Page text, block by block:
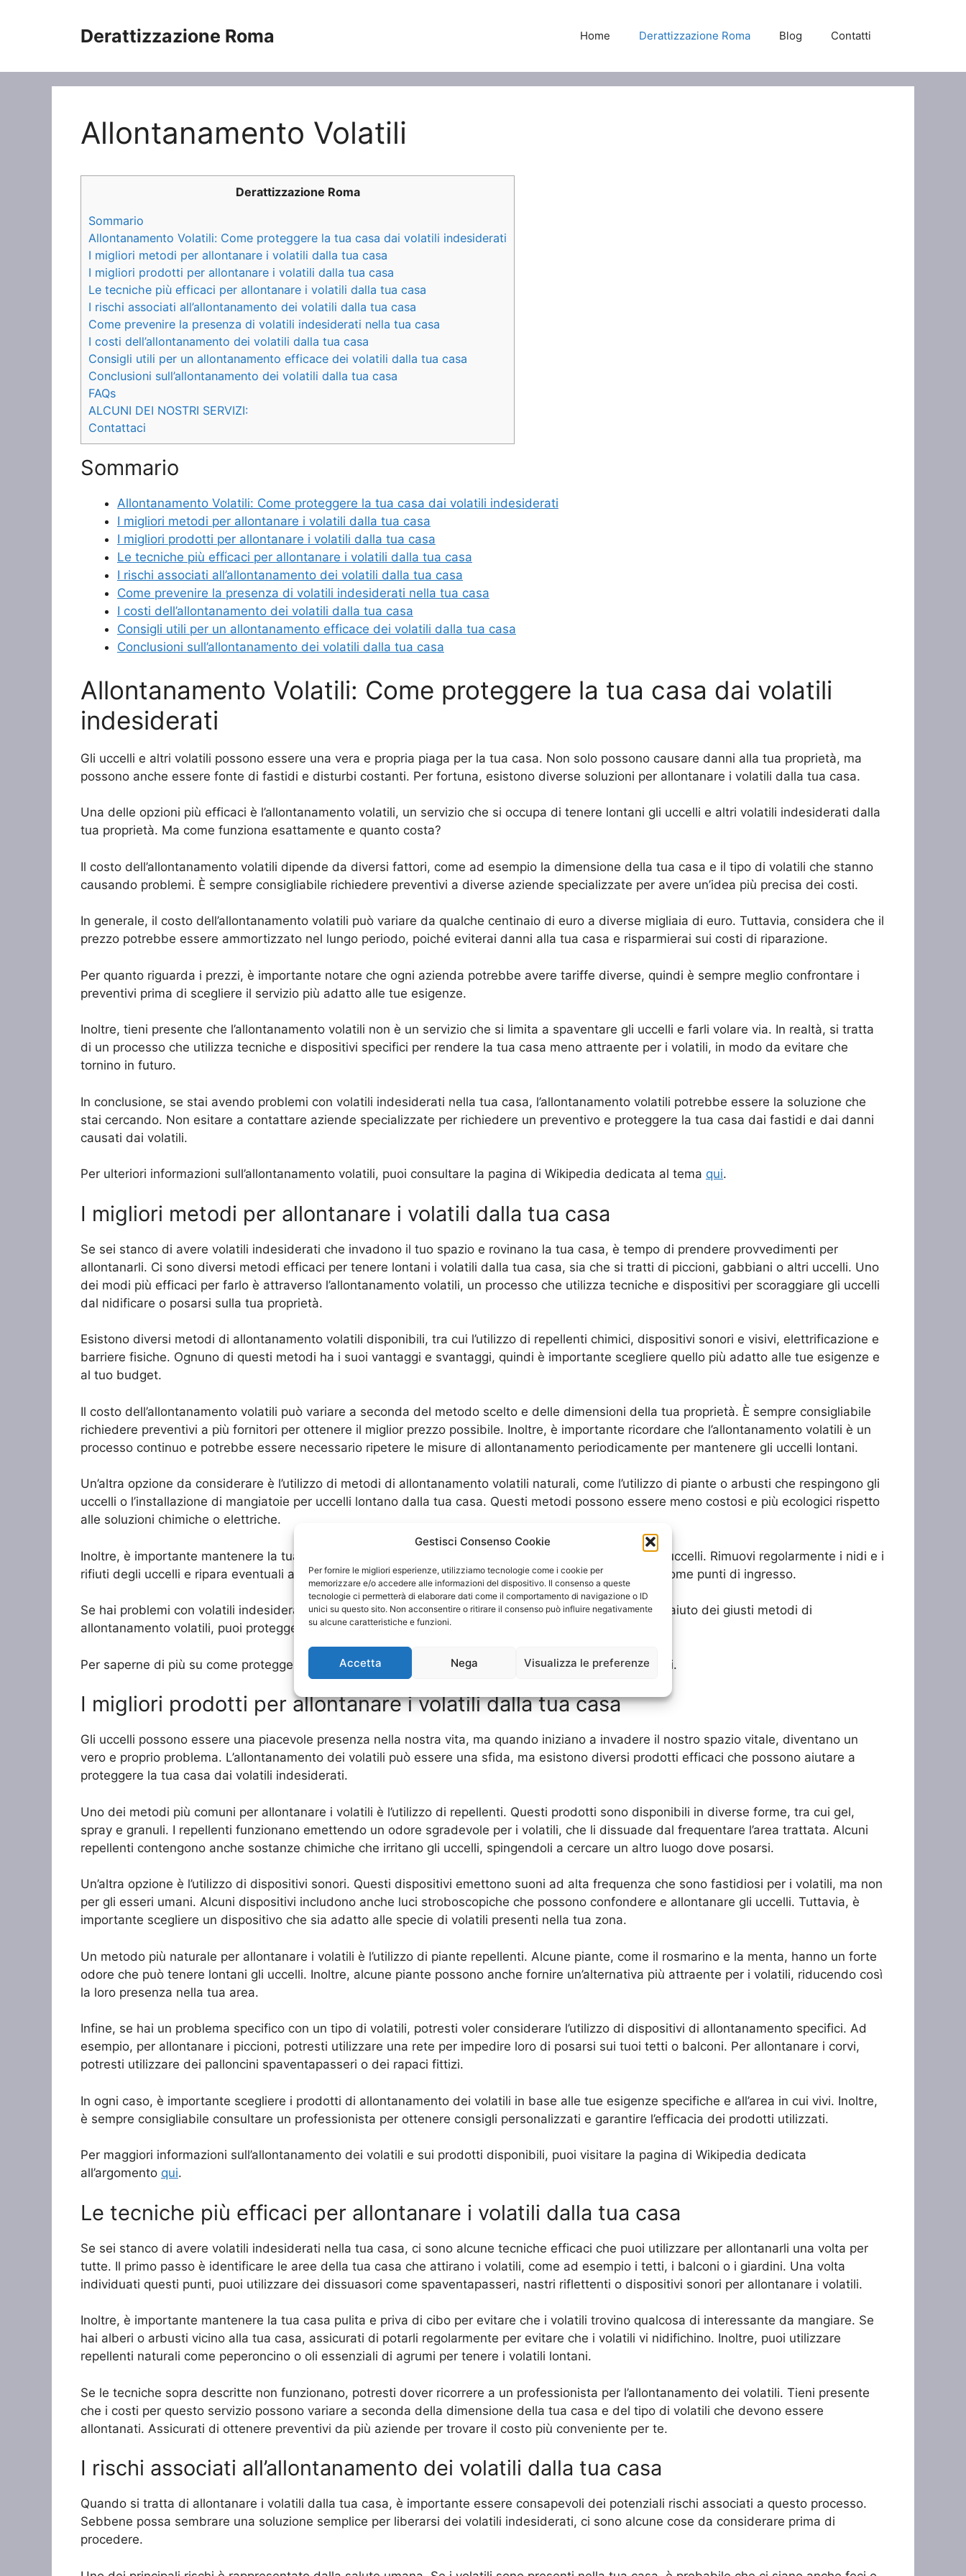
Gestisci Consenso Cookie
Per fornire le migliori esperienze, utilizziamo tecnologie come i cookie per
memorizzare e/o accedere alle informazioni del dispositivo. Il consenso a queste
tecnologie ci permetterà di elaborare dati come il comportamento di navigazione o ID
unici su questo sito. Non acconsentire o ritirare il consenso può influire negativamente
su alcune caratteristiche e funzioni.
Accetta Nega Visualizza le preferenze
Derattizzazione Roma Home Derattizzazione Roma Blog Contatti
Allontanamento Volatili
Derattizzazione Roma
Sommario
Allontanamento Volatili: Come proteggere la tua casa dai volatili indesiderati
I migliori metodi per allontanare i volatili dalla tua casa
I migliori prodotti per allontanare i volatili dalla tua casa
Le tecniche più efficaci per allontanare i volatili dalla tua casa
I rischi associati all’allontanamento dei volatili dalla tua casa
Come prevenire la presenza di volatili indesiderati nella tua casa
I costi dell’allontanamento dei volatili dalla tua casa
Consigli utili per un allontanamento efficace dei volatili dalla tua casa
Conclusioni sull’allontanamento dei volatili dalla tua casa
FAQs
ALCUNI DEI NOSTRI SERVIZI:
Contattaci
Sommario
Allontanamento Volatili: Come proteggere la tua casa dai volatili indesiderati
I migliori metodi per allontanare i volatili dalla tua casa
I migliori prodotti per allontanare i volatili dalla tua casa
Le tecniche più efficaci per allontanare i volatili dalla tua casa
I rischi associati all’allontanamento dei volatili dalla tua casa
Come prevenire la presenza di volatili indesiderati nella tua casa
I costi dell’allontanamento dei volatili dalla tua casa
Consigli utili per un allontanamento efficace dei volatili dalla tua casa
Conclusioni sull’allontanamento dei volatili dalla tua casa
Allontanamento Volatili: Come proteggere la tua casa dai volatili
indesiderati
Gli uccelli e altri volatili possono essere una vera e propria piaga per la tua casa. Non solo possono causare danni alla tua proprietà, ma
possono anche essere fonte di fastidi e disturbi costanti. Per fortuna, esistono diverse soluzioni per allontanare i volatili dalla tua casa.
Una delle opzioni più efficaci è l’allontanamento volatili, un servizio che si occupa di tenere lontani gli uccelli e altri volatili indesiderati dalla
tua proprietà. Ma come funziona esattamente e quanto costa?
Il costo dell’allontanamento volatili dipende da diversi fattori, come ad esempio la dimensione della tua casa e il tipo di volatili che stanno
causando problemi. È sempre consigliabile richiedere preventivi a diverse aziende specializzate per avere un’idea più precisa dei costi.
In generale, il costo dell’allontanamento volatili può variare da qualche centinaio di euro a diverse migliaia di euro. Tuttavia, considera che il
prezzo potrebbe essere ammortizzato nel lungo periodo, poiché eviterai danni alla tua casa e risparmierai sui costi di riparazione.
Per quanto riguarda i prezzi, è importante notare che ogni azienda potrebbe avere tariffe diverse, quindi è sempre meglio confrontare i
preventivi prima di scegliere il servizio più adatto alle tue esigenze.
Inoltre, tieni presente che l’allontanamento volatili non è un servizio che si limita a spaventare gli uccelli e farli volare via. In realtà, si tratta
di un processo che utilizza tecniche e dispositivi specifici per rendere la tua casa meno attraente per i volatili, in modo da evitare che
tornino in futuro.
In conclusione, se stai avendo problemi con volatili indesiderati nella tua casa, l’allontanamento volatili potrebbe essere la soluzione che
stai cercando. Non esitare a contattare aziende specializzate per richiedere un preventivo e proteggere la tua casa dai fastidi e dai danni
causati dai volatili.
Per ulteriori informazioni sull’allontanamento volatili, puoi consultare la pagina di Wikipedia dedicata al tema qui.
I migliori metodi per allontanare i volatili dalla tua casa
Se sei stanco di avere volatili indesiderati che invadono il tuo spazio e rovinano la tua casa, è tempo di prendere provvedimenti per
allontanarli. Ci sono diversi metodi efficaci per tenere lontani i volatili dalla tua casa, sia che si tratti di piccioni, gabbiani o altri uccelli. Uno
dei modi più efficaci per farlo è attraverso l’allontanamento volatili, un processo che utilizza tecniche e dispositivi per scoraggiare gli uccelli
dal nidificare o posarsi sulla tua proprietà.
Esistono diversi metodi di allontanamento volatili disponibili, tra cui l’utilizzo di repellenti chimici, dispositivi sonori e visivi, elettrificazione e
barriere fisiche. Ognuno di questi metodi ha i suoi vantaggi e svantaggi, quindi è importante scegliere quello più adatto alle tue esigenze e
al tuo budget.
Il costo dell’allontanamento volatili può variare a seconda del metodo scelto e delle dimensioni della tua proprietà. È sempre consigliabile
richiedere preventivi a più fornitori per ottenere il miglior prezzo possibile. Inoltre, è importante ricordare che l’allontanamento volatili è un
processo continuo e potrebbe essere necessario ripetere le misure di allontanamento periodicamente per mantenere gli uccelli lontani.
Un’altra opzione da considerare è l’utilizzo di metodi di allontanamento volatili naturali, come l’utilizzo di piante o arbusti che respingono gli
uccelli o l’installazione di mangiatoie per uccelli lontano dalla tua casa. Questi metodi possono essere meno costosi e più ecologici rispetto
alle soluzioni chimiche o elettriche.
Inoltre, è importante mantenere la tua casa pulita e libera da cibo o acqua che potrebbero attirare gli uccelli. Rimuovi regolarmente i nidi e i
rifiuti degli uccelli e ripara eventuali aperture o crepe nella tua casa che potrebbero essere utilizzate come punti di ingresso.
Se hai problemi con volatili indesiderati nella tua casa, non aspettare a prendere provvedimenti. Con l’aiuto dei giusti metodi di
allontanamento volatili, puoi proteggere la tua casa e la tua famiglia da questi fastidiosi visitatori.
Per saperne di più su come proteggere la tua casa dai volatili, visitaWikipediaper ulteriori informazioni.
I migliori prodotti per allontanare i volatili dalla tua casa
Gli uccelli possono essere una piacevole presenza nella nostra vita, ma quando iniziano a invadere il nostro spazio vitale, diventano un
vero e proprio problema. L’allontanamento dei volatili può essere una sfida, ma esistono diversi prodotti efficaci che possono aiutare a
proteggere la tua casa dai volatili indesiderati.
Uno dei metodi più comuni per allontanare i volatili è l’utilizzo di repellenti. Questi prodotti sono disponibili in diverse forme, tra cui gel,
spray e granuli. I repellenti funzionano emettendo un odore sgradevole per i volatili, che li dissuade dal frequentare l’area trattata. Alcuni
repellenti contengono anche sostanze chimiche che irritano gli uccelli, spingendoli a cercare un altro luogo dove posarsi.
Un’altra opzione è l’utilizzo di dispositivi sonori. Questi dispositivi emettono suoni ad alta frequenza che sono fastidiosi per i volatili, ma non
per gli esseri umani. Alcuni dispositivi includono anche luci stroboscopiche che possono confondere e allontanare gli uccelli. Tuttavia, è
importante scegliere un dispositivo che sia adatto alle specie di volatili presenti nella tua zona.
Un metodo più naturale per allontanare i volatili è l’utilizzo di piante repellenti. Alcune piante, come il rosmarino e la menta, hanno un forte
odore che può tenere lontani gli uccelli. Inoltre, alcune piante possono anche fornire un’alternativa più attraente per i volatili, riducendo così
la loro presenza nella tua area.
Infine, se hai un problema specifico con un tipo di volatili, potresti voler considerare l’utilizzo di dispositivi di allontanamento specifici. Ad
esempio, per allontanare i piccioni, potresti utilizzare una rete per impedire loro di posarsi sui tuoi tetti o balconi. Per allontanare i corvi,
potresti utilizzare dei palloncini spaventapasseri o dei rapaci fittizi.
In ogni caso, è importante scegliere i prodotti di allontanamento dei volatili in base alle tue esigenze specifiche e all’area in cui vivi. Inoltre,
è sempre consigliabile consultare un professionista per ottenere consigli personalizzati e garantire l’efficacia dei prodotti utilizzati.
Per maggiori informazioni sull’allontanamento dei volatili e sui prodotti disponibili, puoi visitare la pagina di Wikipedia dedicata
all’argomento qui.
Le tecniche più efficaci per allontanare i volatili dalla tua casa
Se sei stanco di avere volatili indesiderati nella tua casa, ci sono alcune tecniche efficaci che puoi utilizzare per allontanarli una volta per
tutte. Il primo passo è identificare le aree della tua casa che attirano i volatili, come ad esempio i tetti, i balconi o i giardini. Una volta
individuati questi punti, puoi utilizzare dei dissuasori come spaventapasseri, nastri riflettenti o dispositivi sonori per allontanare i volatili.
Inoltre, è importante mantenere la tua casa pulita e priva di cibo per evitare che i volatili trovino qualcosa di interessante da mangiare. Se
hai alberi o arbusti vicino alla tua casa, assicurati di potarli regolarmente per evitare che i volatili vi nidifichino. Inoltre, puoi utilizzare
repellenti naturali come peperoncino o oli essenziali di agrumi per tenere i volatili lontani.
Se le tecniche sopra descritte non funzionano, potresti dover ricorrere a un professionista per l’allontanamento dei volatili. Tieni presente
che i costi per questo servizio possono variare a seconda della dimensione della tua casa e del tipo di volatili che devono essere
allontanati. Assicurati di ottenere preventivi da più aziende per trovare il costo più conveniente per te.
I rischi associati all’allontanamento dei volatili dalla tua casa
Quando si tratta di allontanare i volatili dalla tua casa, è importante essere consapevoli dei potenziali rischi associati a questo processo.
Sebbene possa sembrare una soluzione semplice per liberarsi dei volatili indesiderati, ci sono alcune cose da considerare prima di
procedere.